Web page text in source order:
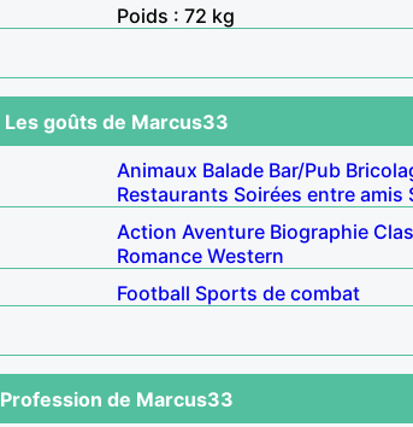
Poids : 72 kg
Les goûts de Marcus33
Animaux Balade Bar/Pub
Restaurants Soirées entre amis
Action Aventure Biographie
Romance Western
Football Sports de combat
Profession de Marcus33